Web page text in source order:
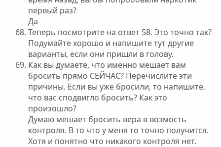
первый раз?
Да
Теперь посмотрите на ответ 58. Это точно так?
Подумайте хорошо и напишите тут другие
варианты, если они пришли в голову.
Как вы думаете, что именно мешает вам
бросить прямо СЕЙЧАС? Перечислите эти
причины. Если вы уже бросили, то напишите,
что вас сподвигло бросить? Как это
произошло?
Думаю мешает бросить вера в возмость
контроля. В то что у меня то точно получится.
Хотя и понятно что никакого контроля нет.